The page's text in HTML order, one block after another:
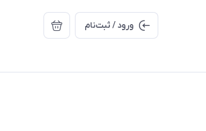
ورود / ثبت‌نام